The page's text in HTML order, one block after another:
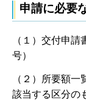
申請に必要
（１）交付申
号）
（２）所要額
該当する区分の